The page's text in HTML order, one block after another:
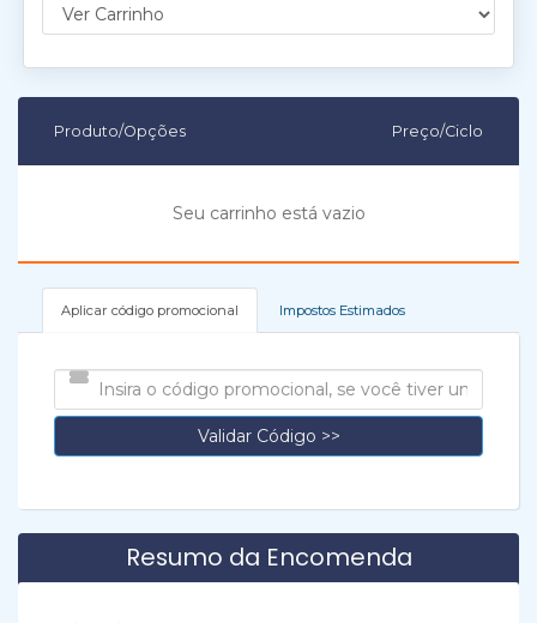
Produto/Opções Preço/Ciclo
Seu carrinho está vazio
Aplicar código promocional Impostos Estimados
Validar Código >>
Resumo da Encomenda